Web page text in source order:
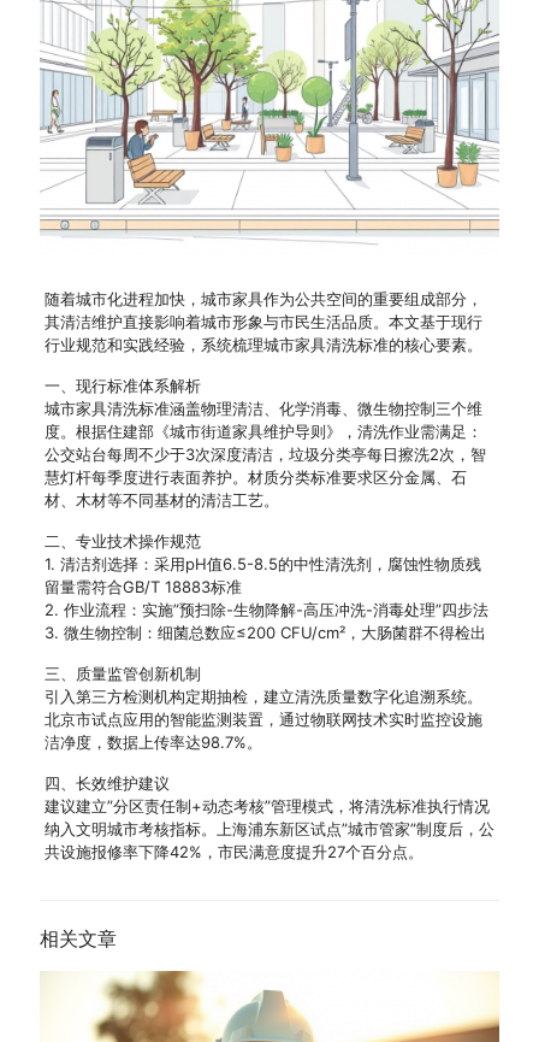
随着城市化进程加快，城市家具作为公共空间的重要组成部分，
其清洁维护直接影响着城市形象与市民生活品质。本文基于现行
行业规范和实践经验，系统梳理城市家具清洗标准的核心要素。
一、现行标准体系解析
城市家具清洗标准涵盖物理清洁、化学消毒、微生物控制三个维
度。根据住建部《城市街道家具维护导则》，清洗作业需满足：
公交站台每周不少于3次深度清洁，垃圾分类亭每日擦洗2次，智
慧灯杆每季度进行表面养护。材质分类标准要求区分金属、石
材、木材等不同基材的清洁工艺。
二、专业技术操作规范
1. 清洁剂选择：采用pH值6.5-8.5的中性清洗剂，腐蚀性物质残
留量需符合GB/T 18883标准
2. 作业流程：实施”预扫除-生物降解-高压冲洗-消毒处理”四步法
3. 微生物控制：细菌总数应≤200 CFU/cm²，大肠菌群不得检出
三、质量监管创新机制
引入第三方检测机构定期抽检，建立清洗质量数字化追溯系统。
北京市试点应用的智能监测装置，通过物联网技术实时监控设施
洁净度，数据上传率达98.7%。
四、长效维护建议
建议建立”分区责任制+动态考核”管理模式，将清洗标准执行情况
纳入文明城市考核指标。上海浦东新区试点”城市管家”制度后，公
共设施报修率下降42%，市民满意度提升27个百分点。
相关文章